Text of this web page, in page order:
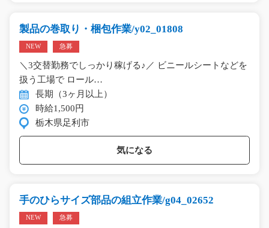
製品の巻取り・梱包作業/y02_01808
NEW 急募
＼3交替勤務でしっかり稼げる♪／ ビニールシートなどを
扱う工場で ロール…
長期（3ヶ月以上）
時給1,500円
栃木県足利市
気になる
手のひらサイズ部品の組立作業/g04_02652
NEW 急募